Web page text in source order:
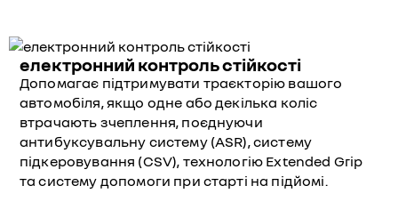
електронний контроль стійкості
Допомагає підтримувати траєкторію вашого
автомобіля, якщо одне або декілька коліс
втрачають зчеплення, поєднуючи
антибуксувальну систему (ASR), систему
підкеровування (CSV), технологію Extended Grip
та систему допомоги при старті на підйомі.